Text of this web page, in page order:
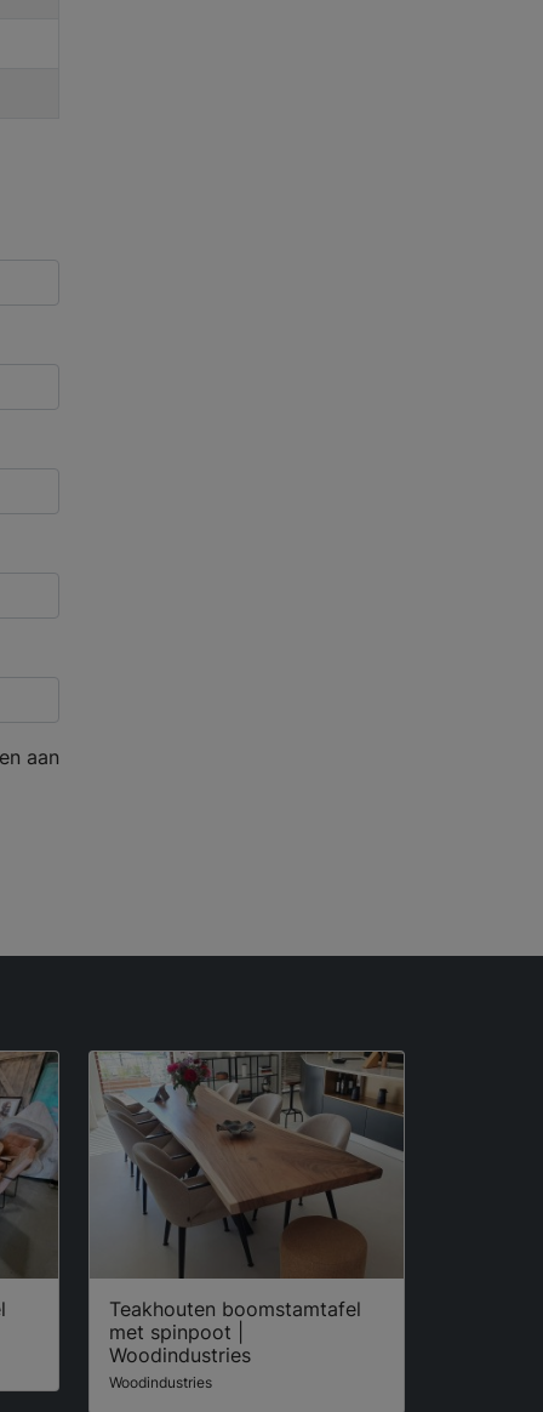
aan
Teakhouten boomstamtafel
met spinpoot |
Woodindustries
Woodindustries